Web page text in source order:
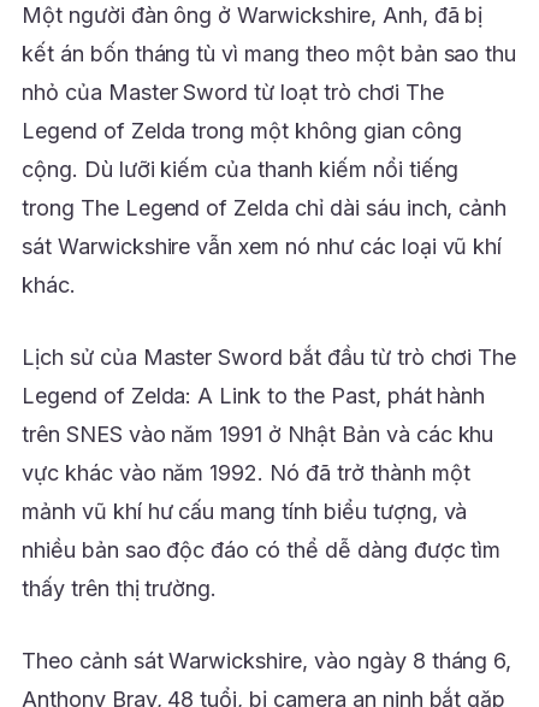
Một người đàn ông ở Warwickshire, Anh, đã bị
kết án bốn tháng tù vì mang theo một bản sao thu
nhỏ của Master Sword từ loạt trò chơi The
Legend of Zelda trong một không gian công
cộng. Dù lưỡi kiếm của thanh kiếm nổi tiếng
trong The Legend of Zelda chỉ dài sáu inch, cảnh
sát Warwickshire vẫn xem nó như các loại vũ khí
khác.
Lịch sử của Master Sword bắt đầu từ trò chơi The
Legend of Zelda: A Link to the Past, phát hành
trên SNES vào năm 1991 ở Nhật Bản và các khu
vực khác vào năm 1992. Nó đã trở thành một
mảnh vũ khí hư cấu mang tính biểu tượng, và
nhiều bản sao độc đáo có thể dễ dàng được tìm
thấy trên thị trường.
Theo cảnh sát Warwickshire, vào ngày 8 tháng 6,
Anthony Bray, 48 tuổi, bị camera an ninh bắt gặp